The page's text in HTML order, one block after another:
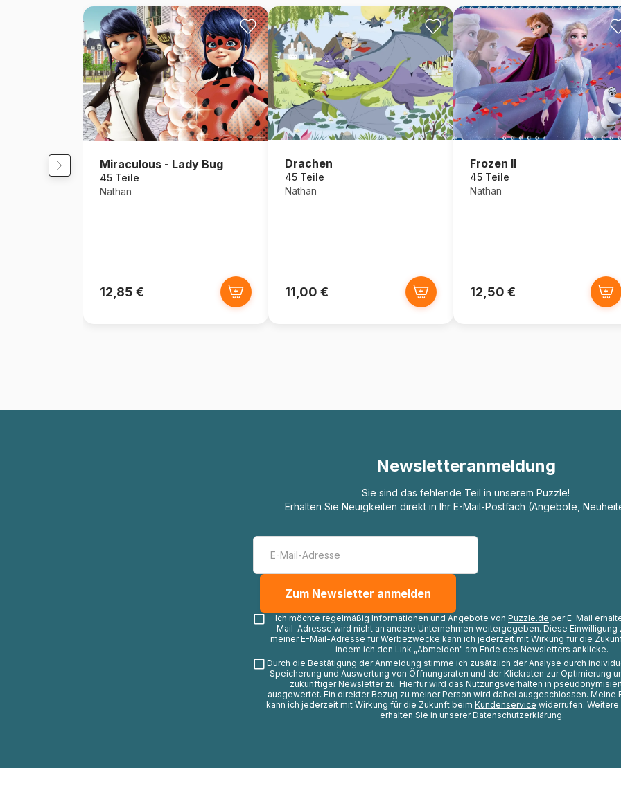
Miraculous - Lady Bug
45 Teile
Nathan
12,85 €
Drachen
45 Teile
Nathan
11,00 €
Frozen II
45 Teile
Nathan
12,50 €
Newsletteranmeldung
Sie sind das fehlende Teil in unserem Puzzle!
Erhalten Sie Neuigkeiten direkt in Ihr E-Mail-Postfach (Angebote,
Ich möchte regelmäßig Informationen und Angebote von Puzzle.de per E-Mail
Mail-Adresse wird nicht an andere Unternehmen weitergegeben. Diese Einwilligung
meiner E-Mail-Adresse für Werbezwecke kann ich jederzeit mit Wirkung für die
indem ich den Link „Abmelden" am Ende des Newsletters anklicke.
Durch die Bestätigung der Anmeldung stimme ich zusätzlich der Analyse durch
Speicherung und Auswertung von Öffnungsraten und der Klickraten zur Optimierung
zukünftiger Newsletter zu. Hierfür wird das Nutzungsverhalten in
ausgewertet. Ein direkter Bezug zu meiner Person wird dabei ausgeschlossen. Meine
kann ich jederzeit mit Wirkung für die Zukunft beim Kundenservice widerrufen.
erhalten Sie in unserer Datenschutzerklärung.